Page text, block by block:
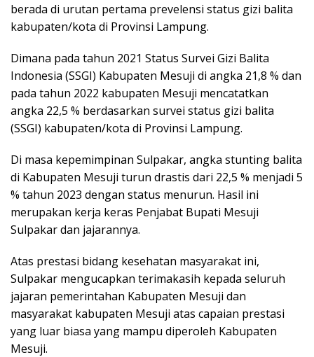
berada di urutan pertama prevelensi status gizi balita
kabupaten/kota di Provinsi Lampung.
Dimana pada tahun 2021 Status Survei Gizi Balita
Indonesia (SSGI) Kabupaten Mesuji di angka 21,8 % dan
pada tahun 2022 kabupaten Mesuji mencatatkan
angka 22,5 % berdasarkan survei status gizi balita
(SSGI) kabupaten/kota di Provinsi Lampung.
Di masa kepemimpinan Sulpakar, angka stunting balita
di Kabupaten Mesuji turun drastis dari 22,5 % menjadi 5
% tahun 2023 dengan status menurun. Hasil ini
merupakan kerja keras Penjabat Bupati Mesuji
Sulpakar dan jajarannya.
Atas prestasi bidang kesehatan masyarakat ini,
Sulpakar mengucapkan terimakasih kepada seluruh
jajaran pemerintahan Kabupaten Mesuji dan
masyarakat kabupaten Mesuji atas capaian prestasi
yang luar biasa yang mampu diperoleh Kabupaten
Mesuji.